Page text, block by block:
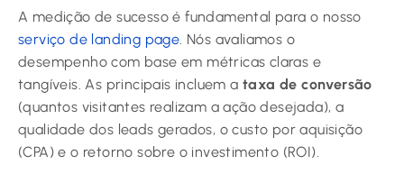
A medição de sucesso é fundamental para o nosso
serviço de landing page. Nós avaliamos o
desempenho com base em métricas claras e
tangíveis. As principais incluem a taxa de conversão
(quantos visitantes realizam a ação desejada), a
qualidade dos leads gerados, o custo por aquisição
(CPA) e o retorno sobre o investimento (ROI).